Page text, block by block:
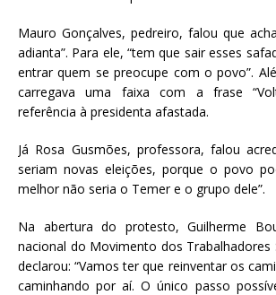
Mauro Gonçalves, pedreiro, falou que
adianta”. Para ele, “tem que sair esses
entrar quem se preocupe com o povo”.
carregava uma faixa com a frase
referência à presidenta afastada.
Já Rosa Gusmões, professora, falou
seriam novas eleições, porque o povo
melhor não seria o Temer e o grupo dele”.
Na abertura do protesto, Guilherme
nacional do Movimento dos Trabalhadores
declarou: “Vamos ter que reinventar os
caminhando por aí. O único passo